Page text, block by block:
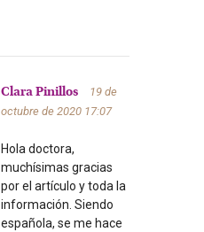
Clara Pinillos
19 de
octubre de 2020 17:07
Hola doctora,
muchísimas gracias
por el artículo y toda la
información. Siendo
española, se me hace